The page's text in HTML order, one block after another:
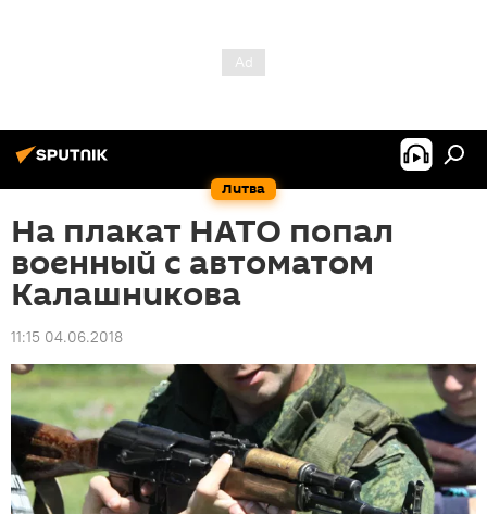
Литва
На плакат НАТО попал
военный с автоматом
Калашникова
11:15 04.06.2018